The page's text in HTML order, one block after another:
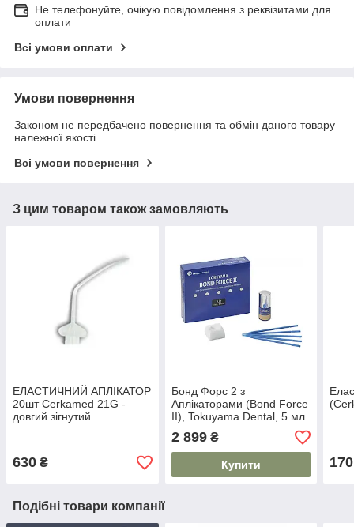
Не телефонуйте, очікую повідомлення з реквізитами для
оплати
Всі умови оплати
Умови повернення
Законом не передбачено повернення та обмін даного товару
належної якості
Всі умови повернення
З цим товаром також замовляють
ЕЛАСТИЧНИЙ АПЛІКАТОР
20шт Cerkamed 21G -
довгий зігнутий
630 ₴
Бонд Форс 2 з
Аплікаторами (Bond Force
II), Tokuyama Dental, 5 мл
| ОРИГІНАЛ
2 899₴
Купити 170
Подібні товари компанії